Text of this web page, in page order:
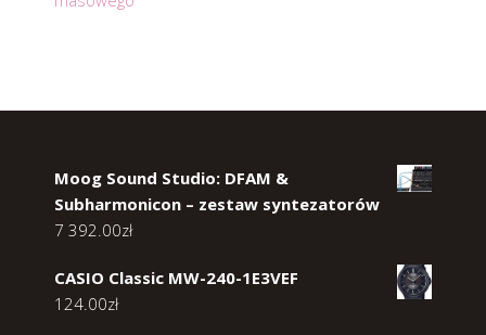
Moog Sound Studio: DFAM &
Subharmonicon – zestaw syntezatorów
7 392.00zł
CASIO Classic MW-240-1E3VEF
124.00zł